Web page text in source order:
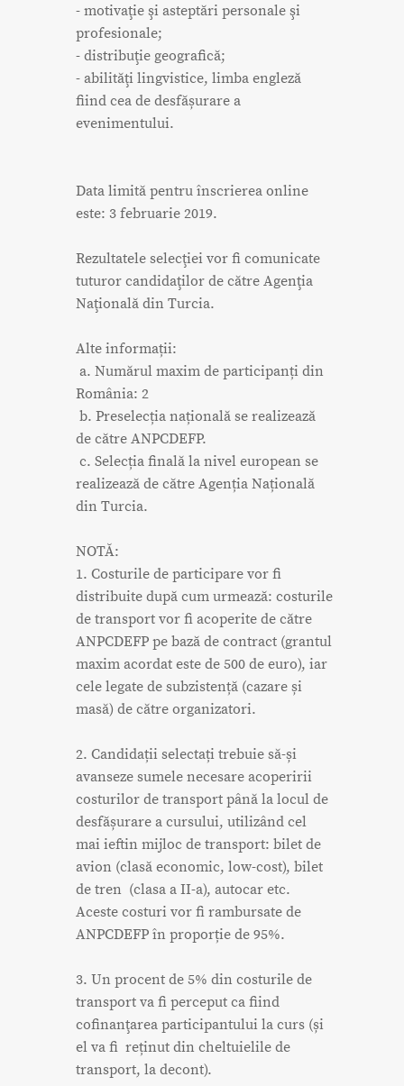
- motivaţie şi asteptări personale şi
profesionale;
- distribuţie geografică;
- abilităţi lingvistice, limba engleză
fiind cea de desfășurare a
evenimentului.
Data limită pentru înscrierea online
este: 3 februarie 2019.
Rezultatele selecţiei vor fi comunicate
tuturor candidaţilor de către Agenţia
Naţională din Turcia.
Alte informații:
a. Numărul maxim de participanți din
România: 2
b. Preselecția națională se realizează
de către ANPCDEFP.
c. Selecția finală la nivel european se
realizează de către Agenția Națională
din Turcia.
NOTĂ:
1. Costurile de participare vor fi
distribuite după cum urmează: costurile
de transport vor fi acoperite de către
ANPCDEFP pe bază de contract (grantul
maxim acordat este de 500 de euro), iar
cele legate de subzistență (cazare și
masă) de către organizatori.
2. Candidații selectați trebuie să-și
avanseze sumele necesare acoperirii
costurilor de transport până la locul de
desfășurare a cursului, utilizând cel
mai ieftin mijloc de transport: bilet de
avion (clasă economic, low-cost), bilet
de tren (clasa a II-a), autocar etc.
Aceste costuri vor fi rambursate de
ANPCDEFP în proporție de 95%.
3. Un procent de 5% din costurile de
transport va fi perceput ca fiind
cofinanţarea participantului la curs (și
el va fi reținut din cheltuielile de
transport, la decont).